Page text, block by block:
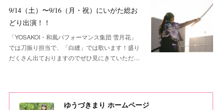
9/14（土）〜9/16（月・祝）にいがた総お
どり出演！！
「YOSAKOI・和風パフォーマンス集団 雪月花」
では刀振り担当で、「白縫」では歌います！盛り
だくさん出ておりますのでぜひ見にきていただ…
ゆうづきまり ホームページ